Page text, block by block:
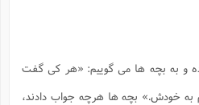
و به بچه ها مى گوييم: «هر كى گفت
خودش.» بچه ها هرچه جواب دادند،